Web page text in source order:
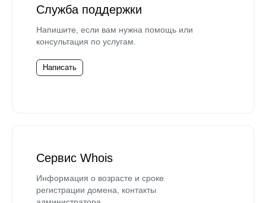
Служба поддержки
Напишите, если вам нужна помощь или
консультация по услугам.
Написать
Сервис Whois
Информация о возрасте и сроке
регистрации домена, контакты